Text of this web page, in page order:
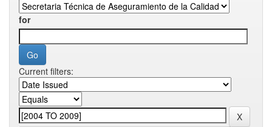
for
Current filters: